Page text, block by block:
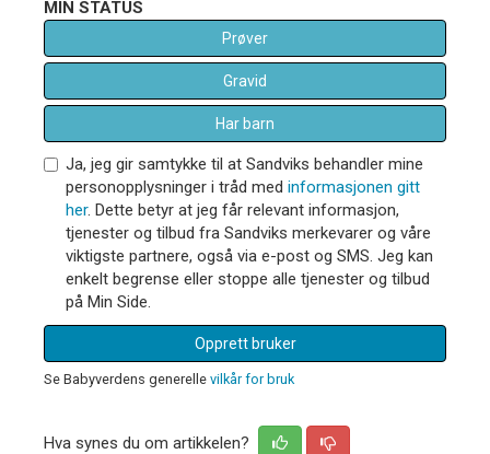
MIN STATUS
Prøver
Gravid
Har barn
Ja, jeg gir samtykke til at Sandviks behandler mine
personopplysninger i tråd med informasjonen gitt
her. Dette betyr at jeg får relevant informasjon,
tjenester og tilbud fra Sandviks merkevarer og våre
viktigste partnere, også via e-post og SMS. Jeg kan
enkelt begrense eller stoppe alle tjenester og tilbud
på Min Side.
Opprett bruker
Se Babyverdens generelle vilkår for bruk
Hva synes du om artikkelen?